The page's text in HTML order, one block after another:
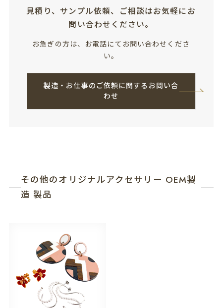
見積り、サンプル依頼、ご相談はお気軽にお
問い合わせください。
お急ぎの方は、お電話にてお問い合わせくださ
い。
製造・お仕事のご依頼に関するお問い合
わせ
その他のオリジナルアクセサリー OEM製
造 製品